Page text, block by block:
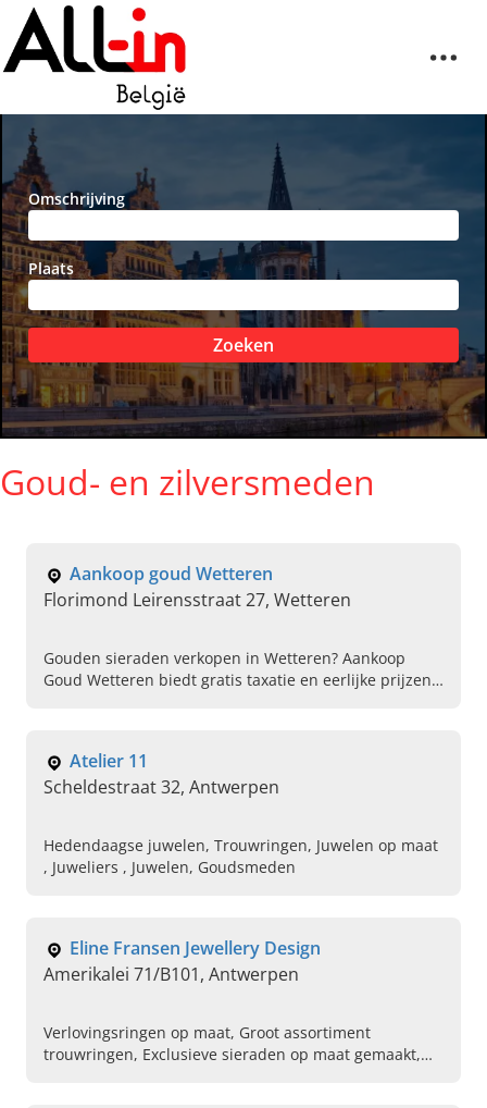
Omschrijving
Plaats
Zoeken
Goud- en zilversmeden
Aankoop goud Wetteren
Florimond Leirensstraat 27, Wetteren
Gouden sieraden verkopen in Wetteren? Aankoop
Goud Wetteren biedt gratis taxatie en eerlijke prijzen
Atelier 11
Scheldestraat 32, Antwerpen
Hedendaagse juwelen, Trouwringen, Juwelen op maat
, Juweliers , Juwelen, Goudsmeden
Eline Fransen Jewellery Design
Amerikalei 71/B101, Antwerpen
Verlovingsringen op maat, Groot assortiment
trouwringen, Exclusieve sieraden op maat gemaakt,